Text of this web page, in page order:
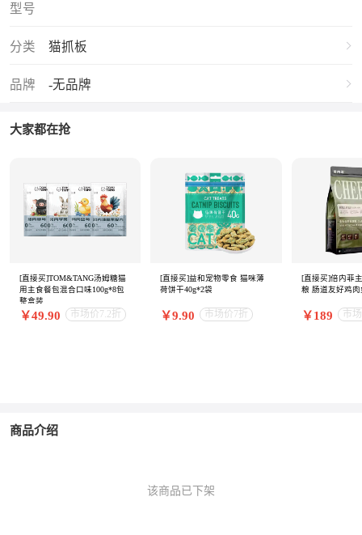
型号
分类 猫抓板
品牌 -无品牌
大家都在抢
[直接买]TOM&TANG汤姆糖猫
用主食餐包混合口味100g*8包
整盒装
￥49.90 市场价7.2折
[直接买]益和宠物零食 猫咪薄
荷饼干40g*2袋
￥9.90 市场价7折
[直接买]倍内菲
粮 肠道友好鸡肉
￥189 市
商品介绍
该商品已下架